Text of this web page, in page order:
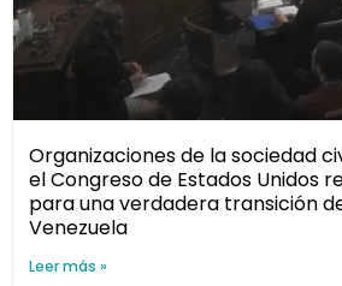
Organizaciones de la sociedad
el Congreso de Estados Unidos
para una verdadera transición
Venezuela
Leer más »